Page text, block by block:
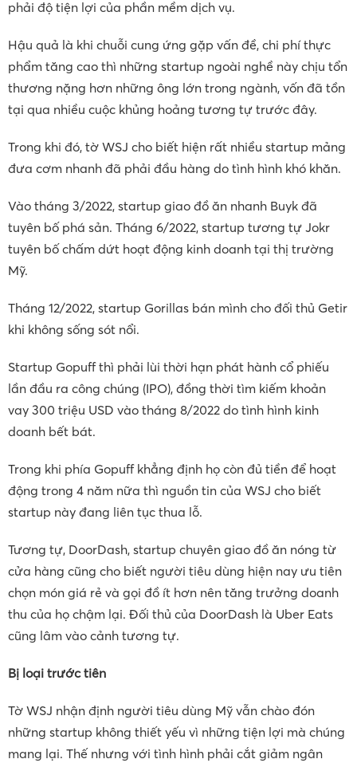
phải độ tiện lợi của phần mềm dịch vụ.
Hậu quả là khi chuỗi cung ứng gặp vấn đề, chi phí thực
phẩm tăng cao thì những startup ngoài nghề này chịu tổn
thương nặng hơn những ông lớn trong ngành, vốn đã tồn
tại qua nhiều cuộc khủng hoảng tương tự trước đây.
Trong khi đó, tờ WSJ cho biết hiện rất nhiều startup mảng
đưa cơm nhanh đã phải đầu hàng do tình hình khó khăn.
Vào tháng 3/2022, startup giao đồ ăn nhanh Buyk đã
tuyên bố phá sản. Tháng 6/2022, startup tương tự Jokr
tuyên bố chấm dứt hoạt động kinh doanh tại thị trường
Mỹ.
Tháng 12/2022, startup Gorillas bán mình cho đối thủ Getir
khi không sống sót nổi.
Startup Gopuff thì phải lùi thời hạn phát hành cổ phiếu
lần đầu ra công chúng (IPO), đồng thời tìm kiếm khoản
vay 300 triệu USD vào tháng 8/2022 do tình hình kinh
doanh bết bát.
Trong khi phía Gopuff khẳng định họ còn đủ tiền để hoạt
động trong 4 năm nữa thì nguồn tin của WSJ cho biết
startup này đang liên tục thua lỗ.
Tương tự, DoorDash, startup chuyên giao đồ ăn nóng từ
cửa hàng cũng cho biết người tiêu dùng hiện nay ưu tiên
chọn món giá rẻ và gọi đồ ít hơn nên tăng trưởng doanh
thu của họ chậm lại. Đối thủ của DoorDash là Uber Eats
cũng lâm vào cảnh tương tự.
Bị loại trước tiên
Tờ WSJ nhận định người tiêu dùng Mỹ vẫn chào đón
những startup không thiết yếu vì những tiện lợi mà chúng
mang lại. Thế nhưng với tình hình phải cắt giảm ngân